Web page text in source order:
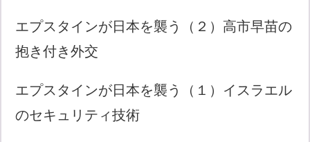
エプスタインが日本を襲う（２）高市早苗の
抱き付き外交
エプスタインが日本を襲う（１）イスラエル
のセキュリティ技術